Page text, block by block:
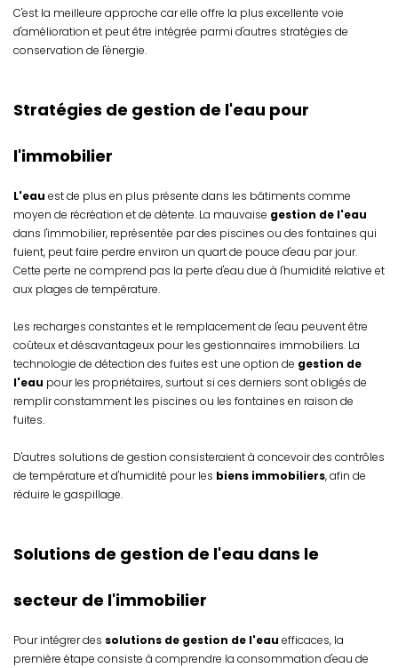
C'est la meilleure approche car elle offre la plus excellente voie
d'amélioration et peut être intégrée parmi d'autres stratégies de
conservation de l'énergie.
Stratégies de gestion de l'eau pour
l'immobilier
L'eau est de plus en plus présente dans les bâtiments comme
moyen de récréation et de détente. La mauvaise gestion de l'eau
dans l'immobilier, représentée par des piscines ou des fontaines qui
fuient, peut faire perdre environ un quart de pouce d'eau par jour.
Cette perte ne comprend pas la perte d'eau due à l'humidité relative et
aux plages de température.
Les recharges constantes et le remplacement de l'eau peuvent être
coûteux et désavantageux pour les gestionnaires immobiliers. La
technologie de détection des fuites est une option de gestion de
l'eau pour les propriétaires, surtout si ces derniers sont obligés de
remplir constamment les piscines ou les fontaines en raison de
fuites.
D'autres solutions de gestion consisteraient à concevoir des contrôles
de température et d'humidité pour les biens immobiliers, afin de
réduire le gaspillage.
Solutions de gestion de l'eau dans le
secteur de l'immobilier
Pour intégrer des solutions de gestion de l'eau efficaces, la
première étape consiste à comprendre la consommation d'eau de